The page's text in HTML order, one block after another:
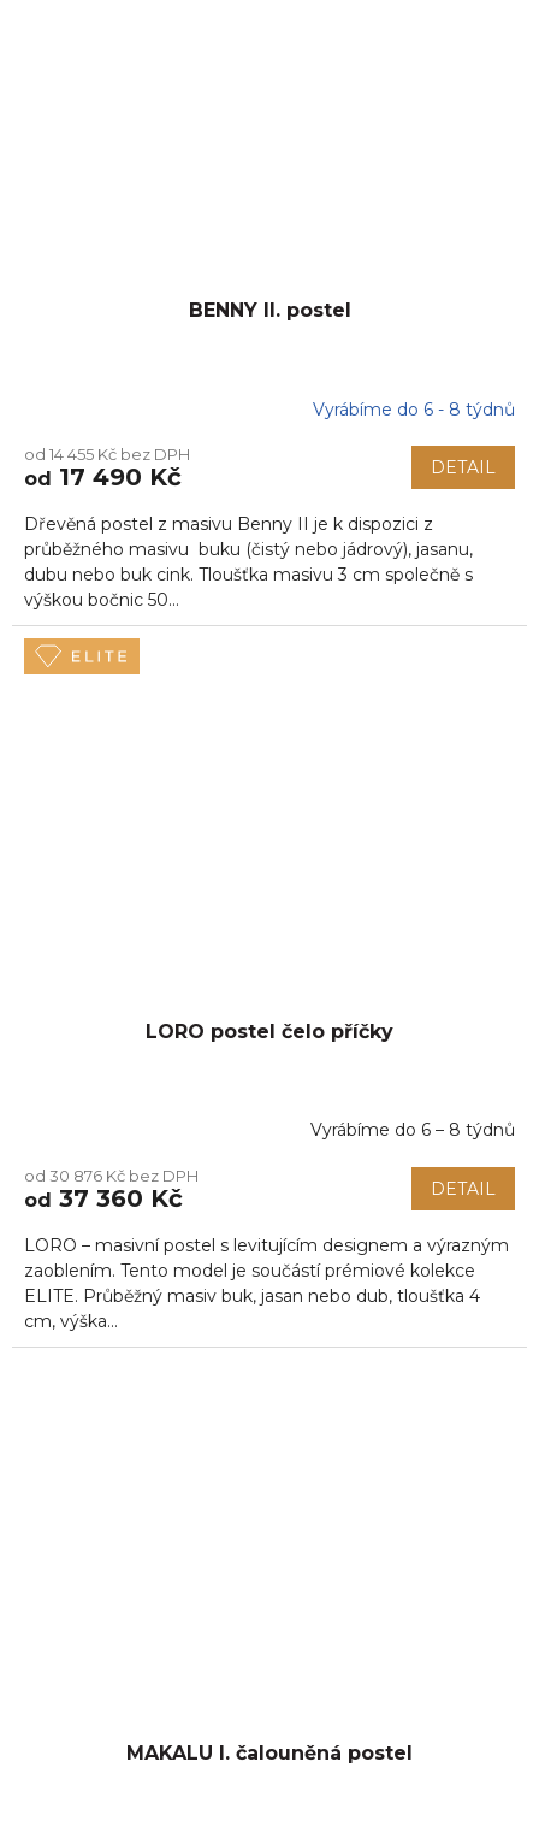
BENNY II. postel
Vyrábíme do 6 - 8 týdnů
od 14 455 Kč bez DPH
od 17 490 Kč DETAIL
Dřevěná postel z masivu Benny II je k dispozici z
průběžného masivu buku (čistý nebo jádrový), jasanu,
dubu nebo buk cink. Tloušťka masivu 3 cm společně s
výškou bočnic 50...
LORO postel čelo příčky
Vyrábíme do 6 – 8 týdnů
od 30 876 Kč bez DPH
od 37 360 Kč DETAIL
LORO – masivní postel s levitujícím designem a výrazným
zaoblením. Tento model je součástí prémiové kolekce
ELITE. Průběžný masiv buk, jasan nebo dub, tloušťka 4
cm, výška...
MAKALU I. čalouněná postel